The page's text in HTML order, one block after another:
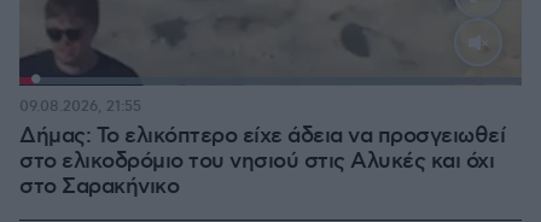
Δήμας: Το ελικόπτερο είχε άδεια να προσγειωθεί
στο ελικοδρόμιο του νησιού στις Αλυκές και όχι
στο Σαρακήνικο
09.08.2026, 21:55